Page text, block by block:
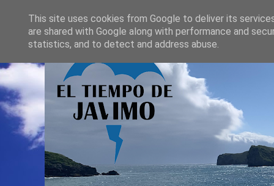
This site uses cookies from Google to deliver its
are shared with Google along with performance and
statistics, and to detect and address abuse.